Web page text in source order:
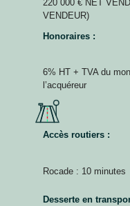
220 000 € NET
VENDEUR)
Honoraires :
6% HT + TVA du
l’acquéreur
Accès routiers :
Rocade : 10 minutes
Desserte en